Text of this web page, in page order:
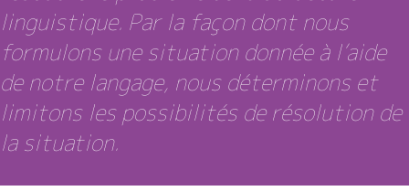
linguistique. Par la façon dont nous
formulons une situation donnée à l’aide
de notre langage, nous déterminons et
limitons les possibilités de résolution de
la situation.